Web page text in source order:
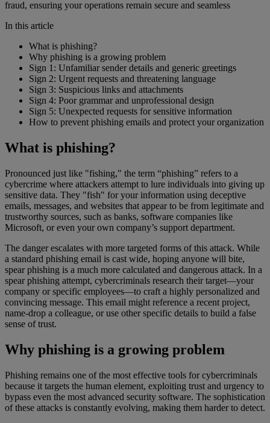
fraud, ensuring your operations remain secure and seamless
In this article
What is phishing?
Why phishing is a growing problem
Sign 1: Unfamiliar sender details and generic greetings
Sign 2: Urgent requests and threatening language
Sign 3: Suspicious links and attachments
Sign 4: Poor grammar and unprofessional design
Sign 5: Unexpected requests for sensitive information
How to prevent phishing emails and protect your organization
What is phishing?
Pronounced just like "fishing," the term “phishing” refers to a
cybercrime where attackers attempt to lure individuals into giving up
sensitive data. They "fish" for your information using deceptive
emails, messages, and websites that appear to be from legitimate and
trustworthy sources, such as banks, software companies like
Microsoft, or even your own company’s support department.
The danger escalates with more targeted forms of this attack. While
a standard phishing email is cast wide, hoping anyone will bite,
spear phishing is a much more calculated and dangerous attack. In a
spear phishing attempt, cybercriminals research their target—your
company or specific employees—to craft a highly personalized and
convincing message. This email might reference a recent project,
name-drop a colleague, or use other specific details to build a false
sense of trust.
Why phishing is a growing problem
Phishing remains one of the most effective tools for cybercriminals
because it targets the human element, exploiting trust and urgency to
bypass even the most advanced security software. The sophistication
of these attacks is constantly evolving, making them harder to detect.